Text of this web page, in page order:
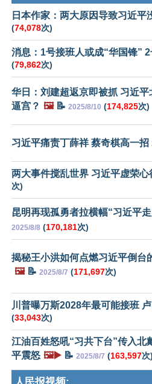
日本作家：两大原因导致习近平
(74,078次)
消息：1号接班人或成“华国锋”
(79,862次)
华日：刘建超返京即被抓 习近平
逼宫？ 🖼️📝 2025/8/10 (174,825次)
习近平痛责丁薛祥 蔡奇棋高一招
两大事件搅乱世界 习近平虚荣心
次)
昆明再现孤勇者拉横幅“习近平
2025/8/8 (170,181次)
揭秘王小洪如何点燃习近平倒台
🖼️📝 2025/8/7 (171,697次)
川普曝万斯2028年最可能接班
(33,043次)
江油百姓怒吼“习共下台”传入北
平震怒 🖼️▶️ 📝 2025/8/7 (163,597次)